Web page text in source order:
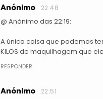
Anónimo 22:48
@ Anónimo das 22:19:
A única coisa que podemos
KILOS de maquilhagem que
RESPONDER
Anónimo 22:51